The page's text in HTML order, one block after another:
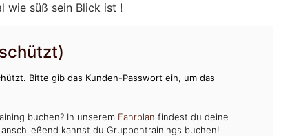
wie süß sein Blick ist !
Bitte gib das Kunden-Passwort ein, um das
buchen? In unserem Fahrplan findest du deine
kannst du Gruppentrainings buchen!